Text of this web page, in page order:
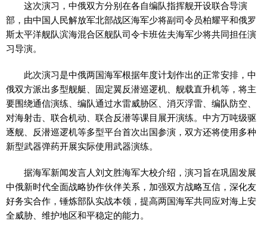
这次演习，中俄双方分别在各自编队指挥舰开设联合导演
部，由中国人民解放军北部战区海军少将副司令员柏耀平和俄罗
斯太平洋舰队滨海混合区舰队司令卡班佐夫海军少将共同担任演
习导演。
此次演习是中俄两国海军根据年度计划作出的正常安排，中
俄双方派出多型舰艇、固定翼反潜巡逻机、舰载直升机等，将主
要围绕通信演练、编队通过水雷威胁区、消灭浮雷、编队防空、
对海射击、联合机动、联合反潜等课目展开演练。中方万吨级驱
逐舰、反潜巡逻机等多型平台首次出国参演，双方还将使用多种
新型武器弹药开展实际使用武器演练。
据海军新闻发言人刘文胜海军大校介绍，演习旨在巩固发展
中俄新时代全面战略协作伙伴关系，加强双方战略互信，深化友
好务实合作，锤炼部队实战本领，提高两国海军共同应对海上安
全威胁、维护地区和平稳定的能力。